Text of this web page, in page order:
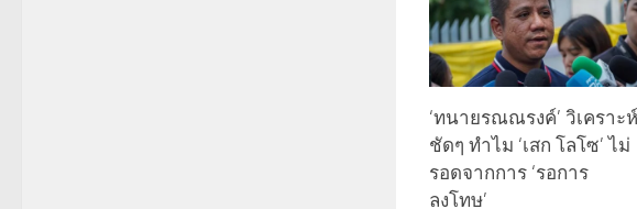
‘ทนายรณณรงค์’ วิเคราะห์
ชัดๆ ทำไม ‘เสก โลโซ’ ไม่
รอดจากการ ‘รอการ
ลงโทษ’